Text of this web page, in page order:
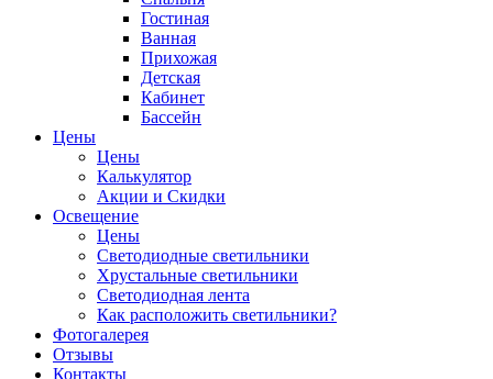
Гостиная
Ванная
Прихожая
Детская
Кабинет
Бассейн
Цены
Цены
Калькулятор
Акции и Скидки
Освещение
Цены
Светодиодные светильники
Хрустальные светильники
Светодиодная лента
Как расположить светильники?
Фотогалерея
Отзывы
Контакты